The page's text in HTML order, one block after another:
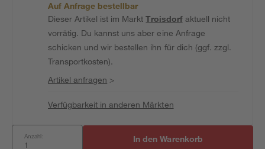
Auf Anfrage bestellbar
Dieser Artikel ist im MarktTroisdorfaktuell nicht
vorrätig. Du kannst uns aber eine Anfrage
schicken und wir bestellen ihn für dich (ggf. zzgl.
Transportkosten).
Artikel anfragen >
Verfügbarkeit in anderen Märkten
Anzahl: In den Warenkorb